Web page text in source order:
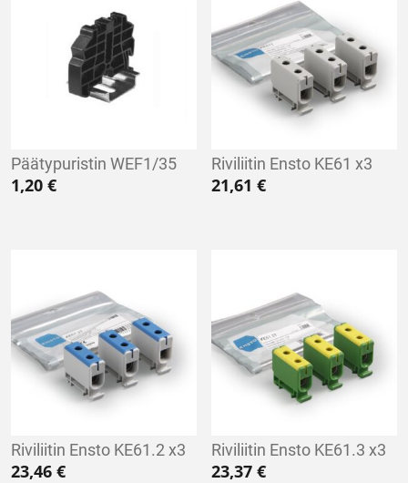
Päätypuristin WEF1/35
1,20 €
Riviliitin Ensto KE61 x3
21,61€
Riviliitin Ensto KE61.2 x3
23,46 €
Riviliitin Ensto KE61.3 x3
23,37€